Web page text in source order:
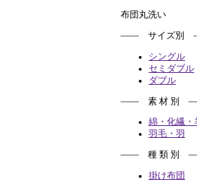
布団丸洗い
―― サイズ別
シングル
セミダブル
ダブル
―― 素 材 別
綿・化繊・
羽毛・羽
―― 種 類 別
掛け布団